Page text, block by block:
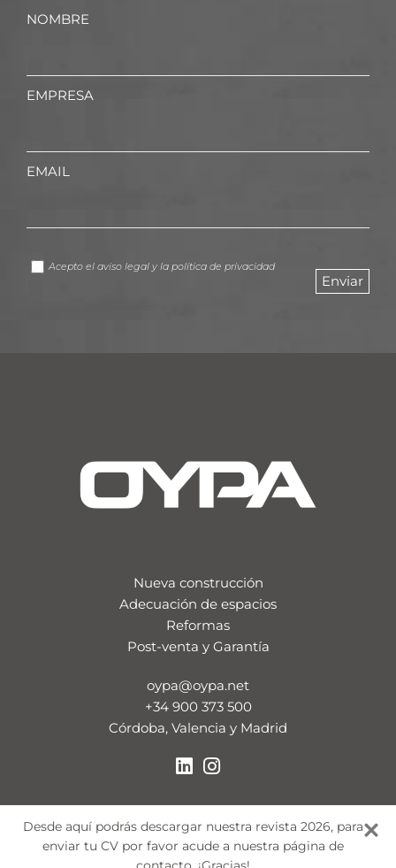
NOMBRE
EMPRESA
EMAIL
Acepto el aviso legal y la política de privacidad
Nueva construcción
Adecuación de espacios
Reformas
Post-venta y Garantía
oypa@oypa.net
+34 900 373 500
Córdoba, Valencia y Madrid
Desde aquí podrás descargar nuestra revista 2026, para
enviar tu CV por favor acude a nuestra página de